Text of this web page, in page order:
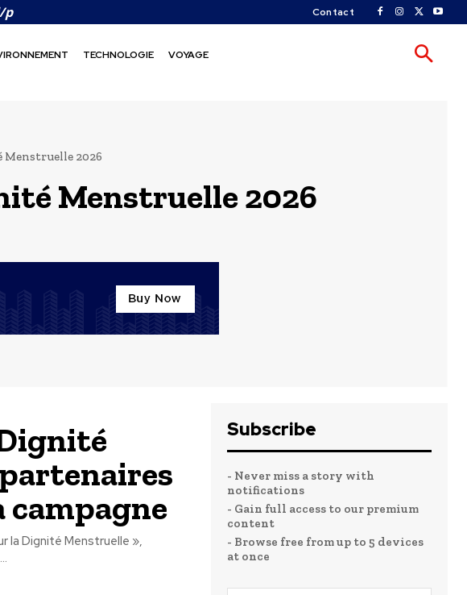
p Contact
TECHNOLOGIE VOYAGE
Menstruelle 2026
Menstruelle 2026
campagne
la Dignité Menstruelle »,
Subscribe
- Never miss a story with
notifications
- Gain full access to our premium
content
- Browse free from up to 5 devices
at once